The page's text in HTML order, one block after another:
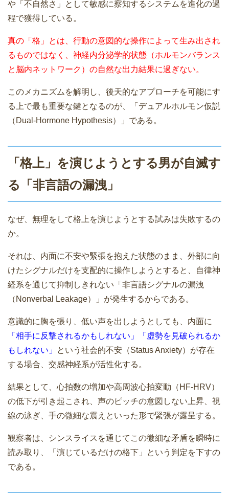
や「不自然さ」として敏感に察知するシステムを進化の過
程で獲得している。
真の「格」とは、行動の意図的な操作によって生み出され
るものではなく、神経内分泌学的状態（ホルモンバランス
と脳内ネットワーク）の自然な出力結果に過ぎない。
このメカニズムを解明し、後天的なアプローチを可能にす
る上で最も重要な鍵となるのが、「デュアルホルモン仮説
（Dual-Hormone Hypothesis）」である。
「格上」を演じようとする男が自滅す
る「非言語の漏洩」
なぜ、無理をして格上を演じようとする試みは失敗するの
か。
それは、内面に不安や緊張を抱えた状態のまま、外部に向
けたシグナルだけを支配的に操作しようとすると、自律神
経系を通じて抑制しきれない「非言語シグナルの漏洩
（Nonverbal Leakage）」が発生するからである。
意識的に胸を張り、低い声を出しようとしても、内面に
「相手に反撃されるかもしれない」
「虚勢を見破られるか
もしれない」
という社会的不安（Status Anxiety）が存在
する場合、交感神経系が活性化する。
結果として、心拍数の増加や高周波心拍変動（HF-HRV）
の低下が引き起こされ、声のピッチの意図しない上昇、視
線の泳ぎ、手の微細な震えといった形で緊張が露呈する。
観察者は、シンスライスを通じてこの微細な矛盾を瞬時に
読み取り、「演じているだけの格下」という判定を下すの
である。